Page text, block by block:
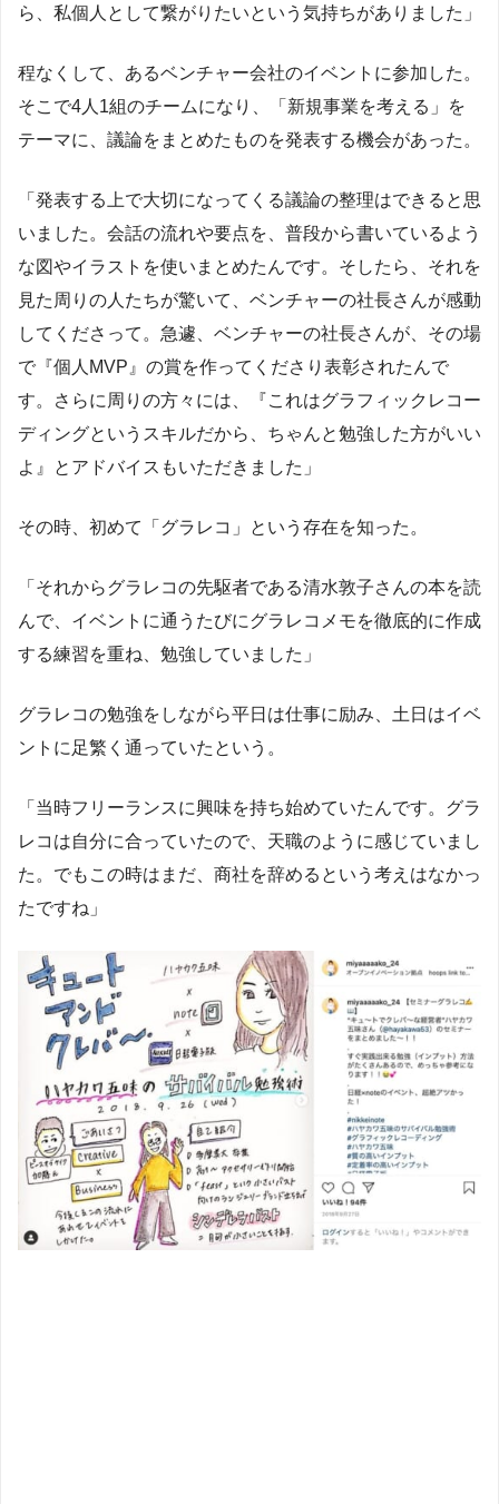
ら、私個人として繋がりたいという気持ちがありました」
程なくして、あるベンチャー会社のイベントに参加した。
そこで4人1組のチームになり、「新規事業を考える」を
テーマに、議論をまとめたものを発表する機会があった。
「発表する上で大切になってくる議論の整理はできると思
いました。会話の流れや要点を、普段から書いているよう
な図やイラストを使いまとめたんです。そしたら、それを
見た周りの人たちが驚いて、ベンチャーの社長さんが感動
してくださって。急遽、ベンチャーの社長さんが、その場
で『個人MVP』の賞を作ってくださり表彰されたんで
す。さらに周りの方々には、『これはグラフィックレコー
ディングというスキルだから、ちゃんと勉強した方がいい
よ』とアドバイスもいただきました」
その時、初めて「グラレコ」という存在を知った。
「それからグラレコの先駆者である清水敦子さんの本を読
んで、イベントに通うたびにグラレコメモを徹底的に作成
する練習を重ね、勉強していました」
グラレコの勉強をしながら平日は仕事に励み、土日はイベ
ントに足繁く通っていたという。
「当時フリーランスに興味を持ち始めていたんです。グラ
レコは自分に合っていたので、天職のように感じていまし
た。でもこの時はまだ、商社を辞めるという考えはなかっ
たですね」